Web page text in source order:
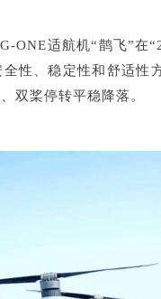
ONE适航机“鹊飞”在
性、稳定性和舒适性
双桨停转平稳降落。